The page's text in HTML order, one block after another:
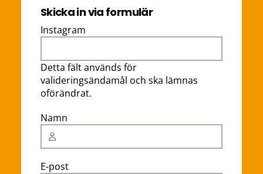
Skicka in via formulär
Instagram
Detta fält används för
valideringsändamål och ska lämnas
oförändrat.
Namn
E-post